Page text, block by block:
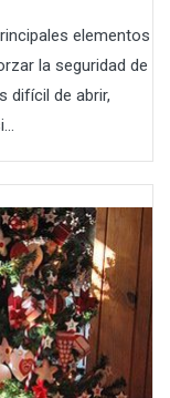
elementos
la seguridad de
difícil de abrir,